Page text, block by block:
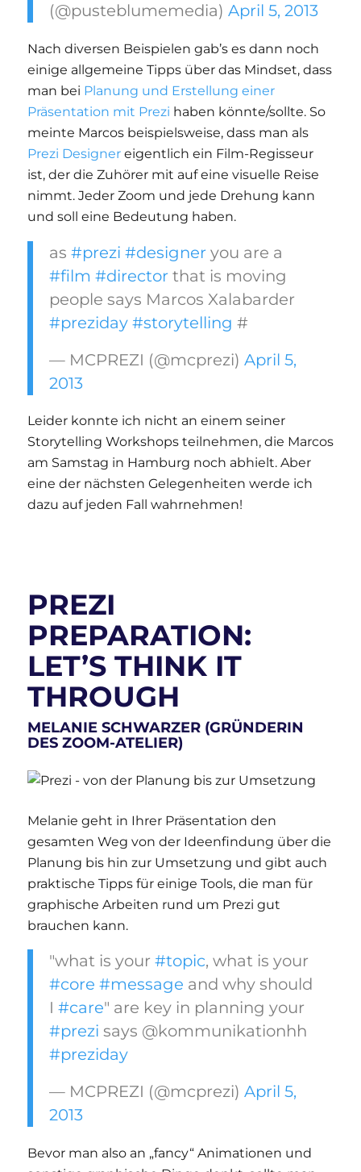
(@pusteblumemedia) April 5, 2013
Nach diversen Beispielen gab’s es dann noch
einige allgemeine Tipps über das Mindset, dass
man bei Planung und Erstellung einer
Präsentation mit Prezi haben könnte/sollte. So
meinte Marcos beispielsweise, dass man als
Prezi Designereigentlich ein Film-Regisseur
ist, der die Zuhörer mit auf eine visuelle Reise
nimmt. Jeder Zoom und jede Drehung kann
und soll eine Bedeutung haben.
as #prezi #designeryou are a
#film #directorthat is moving
people says Marcos Xalabarder
#preziday #storytelling #
— MCPREZI (@mcprezi) April 5,
2013
Leider konnte ich nicht an einem seiner
Storytelling Workshops teilnehmen, die Marcos
am Samstag in Hamburg noch abhielt. Aber
eine der nächsten Gelegenheiten werde ich
dazu auf jeden Fall wahrnehmen!
PREZI
PREPARATION:
LET’S THINK IT
THROUGH
MELANIE SCHWARZER(GRÜNDERIN
DES ZOOM-ATELIER)
Melanie geht in Ihrer Präsentation den
gesamten Weg von der Ideenfindung über die
Planung bis hin zur Umsetzung und gibt auch
praktische Tipps für einige Tools, die man für
graphische Arbeiten rund um Prezi gut
brauchen kann.
"what is your #topic, what is your
#core #message and why should
I #care" are key in planning your
#prezi says @kommunikationhh
#preziday
— MCPREZI (@mcprezi) April 5,
2013
Bevor man also an „fancy“ Animationen und